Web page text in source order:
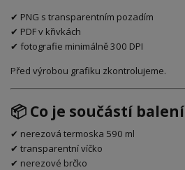
✔ PNG s transparentním pozadím
✔ PDF v křivkách
✔ fotografie minimálně 300 DPI
Před výrobou grafiku zkontrolujeme.
📦 Co je součástí balení
✔ nerezová termoska 590 ml
✔ transparentní víčko
✔ nerezové brčko